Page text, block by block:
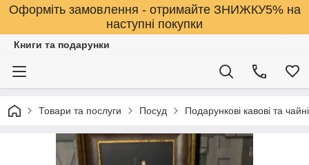
Оформіть замовлення - отримайте ЗНИЖКУ5% на
наступні покупки
Книги та подарунки
Товари та послуги Посуд Подарункові кавові та